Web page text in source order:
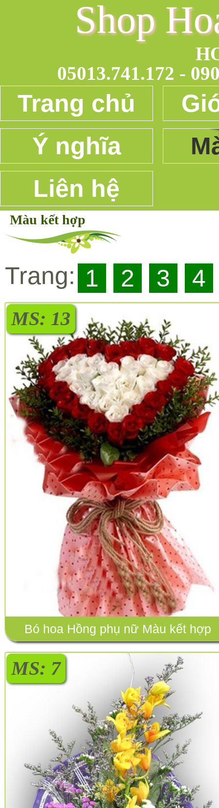
05013.741.172 -
Shop
Trang chủ
Ý nghĩa
Liên hệ
Màu kết hợp
Trang: 1 2 3 4
Bó hoa Hồng phụ nữ Màu kết hợp
MS: 13
MS: 7